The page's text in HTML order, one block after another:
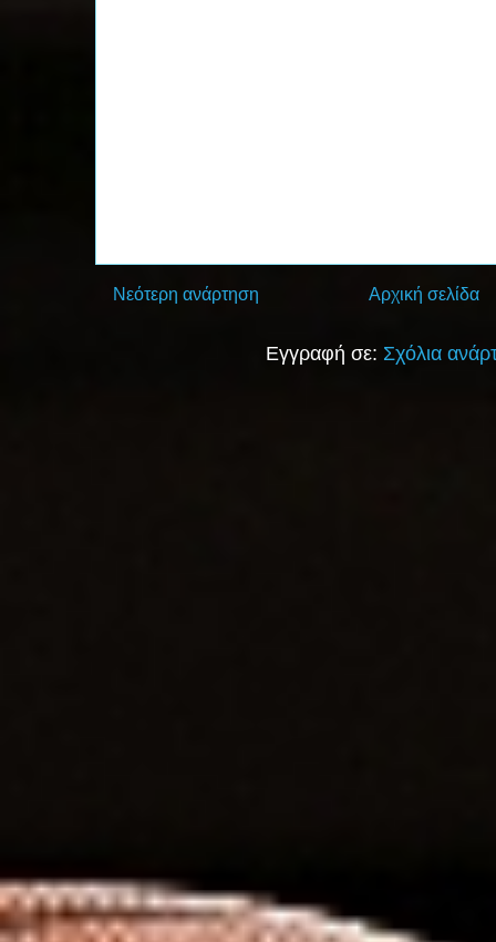
Νεότερη ανάρτηση Αρχική σελίδα
Εγγραφή σε: Σχόλια